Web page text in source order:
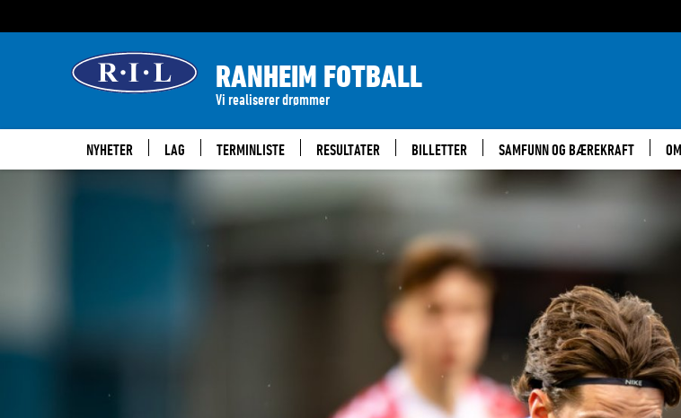
RANHEIM FOTBALL
Vi realiserer drømmer
NYHETER LAG TERMINLISTE RESULTATER BILLETTER SAMFUNN OG BÆREKRAFT